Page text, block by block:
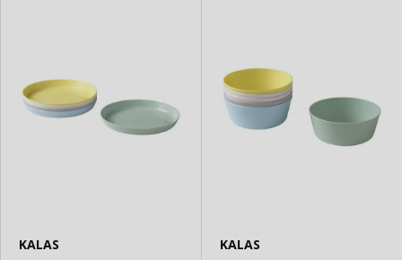
KALAS
KALAS